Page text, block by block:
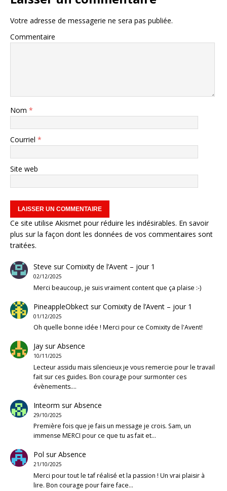
Votre adresse de messagerie ne sera pas publiée.
Commentaire
Nom *
Courriel *
Site web
Ce site utilise Akismet pour réduire les indésirables. En savoir
plus sur la façon dont les données de vos commentaires sont
traitées.
Steve surComixity de l’Avent – jour 1
02/12/2025
Merci beaucoup, je suis vraiment content que ça plaise :-)
PineappleObkectsurComixity de l’Avent – jour 1
01/12/2025
Oh quelle bonne idée ! Merci pour ce Comixity de l'Avent!
JaysurAbsence
10/11/2025
Lecteur assidu mais silencieux je vous remercie pour le travail
fait sur ces guides. Bon courage pour surmonter ces
évènements.…
Inteorm surAbsence
29/10/2025
Première fois que je fais un message je crois. Sam, un
immense MERCI pour ce que tu as fait et…
Pol surAbsence
21/10/2025
Merci pour tout le taf réalisé et la passion ! Un vrai plaisir à
lire. Bon courage pour faire face…